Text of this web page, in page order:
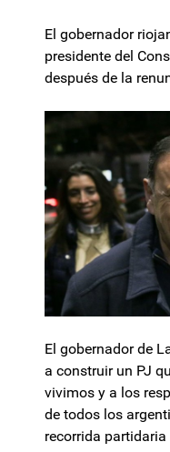
El gobernador
presidente del
después de la
El gobernador de
a construir un PJ
vivimos y a los
de todos los
recorrida